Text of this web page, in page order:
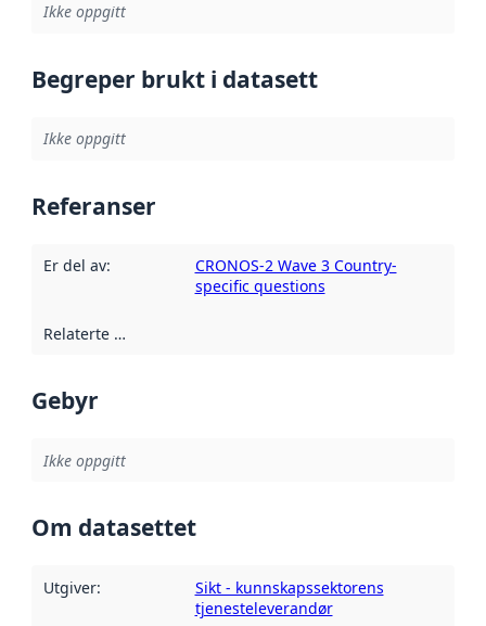
Ikke oppgitt
Begreper brukt i datasett
Ikke oppgitt
Referanser
Er del av:
CRONOS-2 Wave 3 Country-
specific questions
Relaterte ressurser
Gebyr
Ikke oppgitt
Om datasettet
Utgiver:
Sikt - kunnskapssektorens
tjenesteleverandør